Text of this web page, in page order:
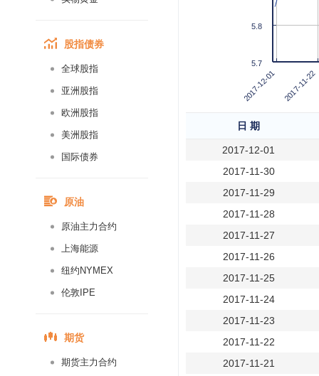
股指债券
全球股指
亚洲股指
欧洲股指
美洲股指
国际债券
原油
原油主力合约
上海能源
纽约NYMEX
伦敦IPE
期货
期货主力合约
2017-12-01 2017-11-22
5.7
5.8
日 期
2017-12-01
2017-11-30
2017-11-29
2017-11-28
2017-11-27
2017-11-26
2017-11-25
2017-11-24
2017-11-23
2017-11-22
2017-11-21